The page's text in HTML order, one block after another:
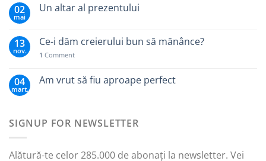
02
mai
Un altar al prezentului
13
nov.
Ce-i dăm creierului bun să mănânce?
1 Comment
04
mart.
Am vrut să fiu aproape perfect
SIGNUP FOR NEWSLETTER
Alătură-te celor 285.000 de abonați la newsletter. Vei